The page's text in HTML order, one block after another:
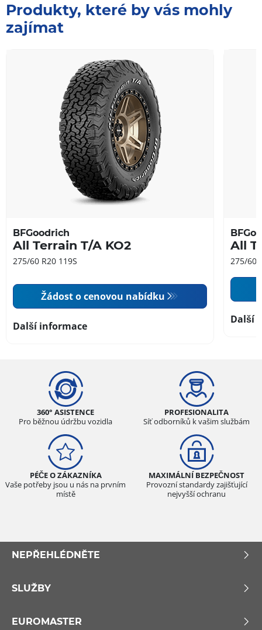
Produkty, které by vás mohly
zajímat
BFGoodrich
All Terrain T/A KO2
275/60 R20 119S
Žádost o cenovou nabídku
Další informace
All
275/60
Další
360° ASISTENCE
Pro běžnou údržbu vozidla
PROFESIONALITA
Síť odborníků k vašim službám
PÉČE O ZÁKAZNÍKA
Vaše potřeby jsou u nás na prvním
místě
MAXIMÁLNÍ BEZPEČNOST
Provozní standardy zajišťující
nejvyšší ochranu
NEPŘEHLÉDNĚTE
SLUŽBY
EUROMASTER